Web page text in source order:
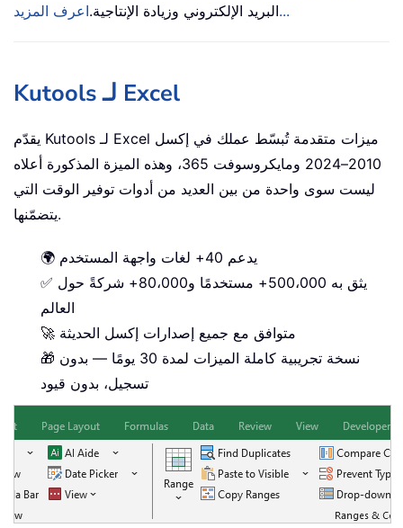
البريد الإلكتروني وزيادة الإنتاجية.اعرف المزيد...
Kutools لـ Excel
يقدّم Kutools لـ Excel ميزات متقدمة تُبسّط عملك في إكسل
2010–2024 ومايكروسوفت 365، وهذه الميزة المذكورة أعلاه
ليست سوى واحدة من بين العديد من أدوات توفير الوقت التي
يتضمّنها.
🌍 يدعم 40+ لغات واجهة المستخدم
✅ يثق به 500،000+ مستخدمًا و80،000+ شركةً حول
العالم
🚀 متوافق مع جميع إصدارات إكسل الحديثة
🎁 نسخة تجريبية كاملة الميزات لمدة 30 يومًا — بدون
تسجيل، بدون قيود